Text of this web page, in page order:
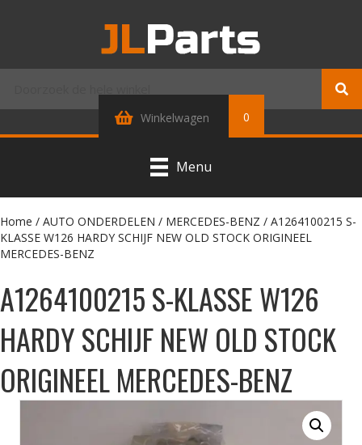
Winkelwagen 0
Menu
Home / AUTO ONDERDELEN / MERCEDES-BENZ / A1264100215 S-
KLASSE W126 HARDY SCHIJF NEW OLD STOCK ORIGINEEL
MERCEDES-BENZ
A1264100215 S-KLASSE W126
HARDY SCHIJF NEW OLD STOCK
ORIGINEEL MERCEDES-BENZ